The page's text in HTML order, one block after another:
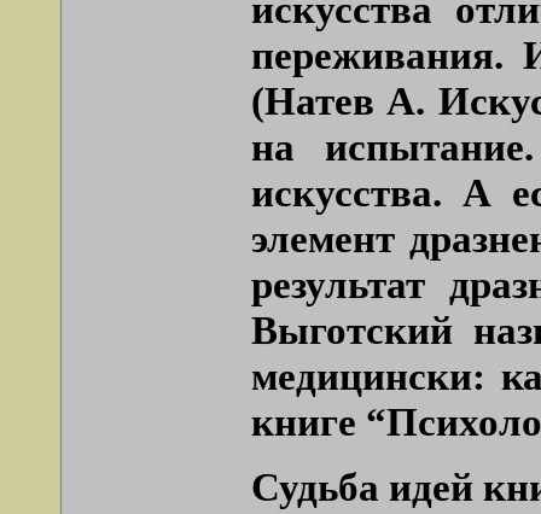
искусства
переживания.
(Натев А.
на
искусства. А
элемент
результат
Выготский
медицински:
книге
Судьба идей